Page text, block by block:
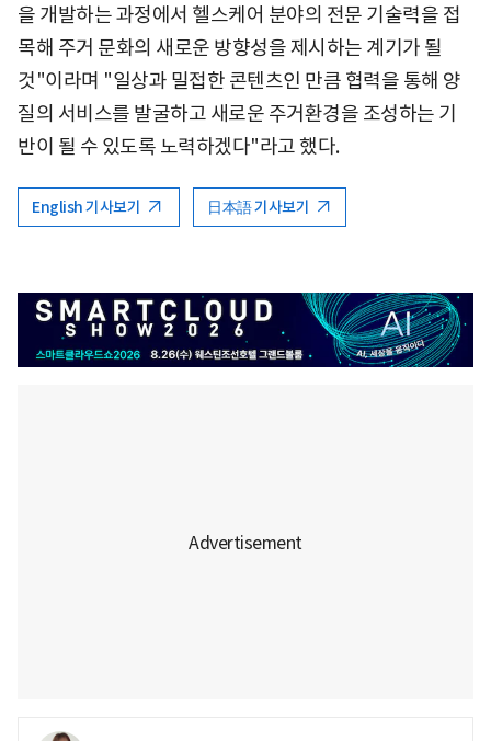
을 개발하는 과정에서 헬스케어 분야의 전문 기술력을 접
목해 주거 문화의 새로운 방향성을 제시하는 계기가 될
것"이라며 "일상과 밀접한 콘텐츠인 만큼 협력을 통해 양
질의 서비스를 발굴하고 새로운 주거환경을 조성하는 기
반이 될 수 있도록 노력하겠다"라고 했다.
English 기사보기 日本語 기사보기